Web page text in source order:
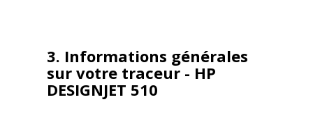
3. Informations générales
sur votre traceur - HP
DESIGNJET 510